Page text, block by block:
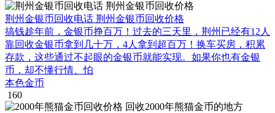
荆州金银币回收电话 荆州金银币回收价格
搞钱趁年前，金银币挣百万！过去的三天里，荆州已经有12人
靠回收金银币拿到几十万，4人拿到超百万！换车买房，积累
存款，这些通过不起眼的金银币就能实现。如果你也有金银
币，却不懂行情、怕
本色金币
160